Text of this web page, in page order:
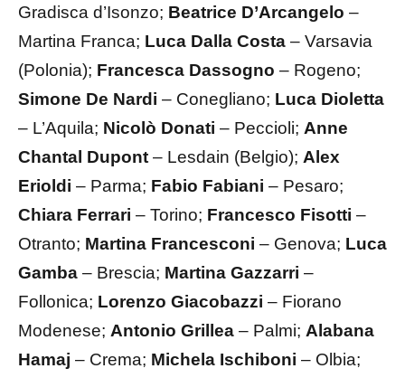
Gradisca d’Isonzo; Beatrice D’Arcangelo –
Martina Franca; Luca Dalla Costa – Varsavia
(Polonia); Francesca Dassogno – Rogeno;
Simone De Nardi – Conegliano; Luca Dioletta
– L’Aquila; Nicolò Donati – Peccioli; Anne
Chantal Dupont – Lesdain (Belgio); Alex
Erioldi – Parma; Fabio Fabiani – Pesaro;
Chiara Ferrari – Torino; Francesco Fisotti –
Otranto; Martina Francesconi – Genova; Luca
Gamba – Brescia; Martina Gazzarri –
Follonica; Lorenzo Giacobazzi – Fiorano
Modenese; Antonio Grillea – Palmi; Alabana
Hamaj – Crema; Michela Ischiboni – Olbia;